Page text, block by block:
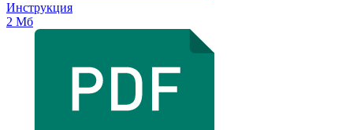
Инструкция
2 Мб